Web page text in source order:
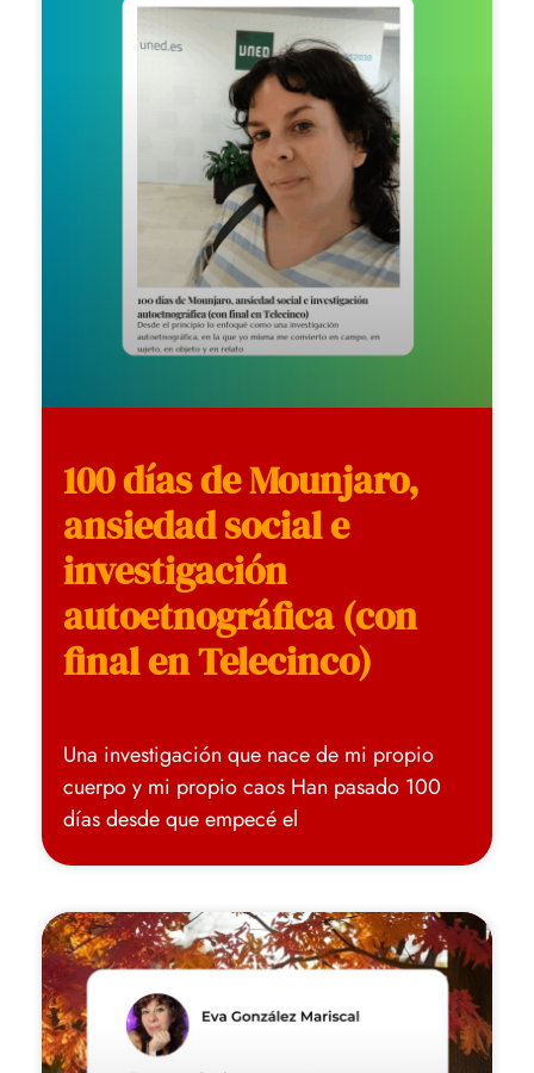
100 días de Mounjaro,
ansiedad social e
investigación
autoetnográfica (con
final en Telecinco)
Una investigación que nace de mi propio
cuerpo y mi propio caos Han pasado 100
días desde que empecé el